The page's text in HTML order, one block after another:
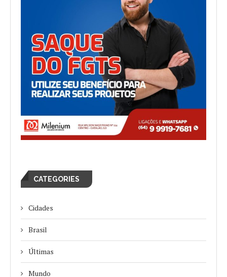
CATEGORIES
Cidades
Brasil
Últimas
Mundo